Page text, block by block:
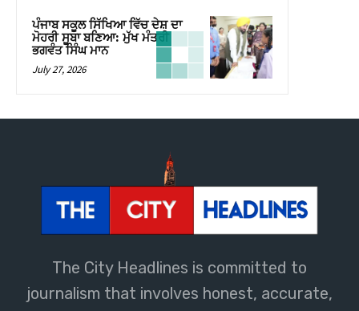
ਪੰਜਾਬ ਸਕੂਲ ਸਿੱਖਿਆ ਵਿੱਚ ਦੇਸ਼ ਦਾ
ਮੋਹਰੀ ਸੂਬਾ ਬਣਿਆ: ਮੁੱਖ ਮੰਤਰੀ
ਭਗਵੰਤ ਸਿੰਘ ਮਾਨ
July 27, 2026
The City Headlines is committed to
journalism that involves honest, accurate,